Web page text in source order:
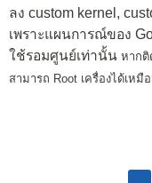
ลง custom kernel,
เพราะแผนการณ์ของ
ใช้รอมศูนย์เท่านั้น หากติ
สามารถ Root เครื่องได้เหมื